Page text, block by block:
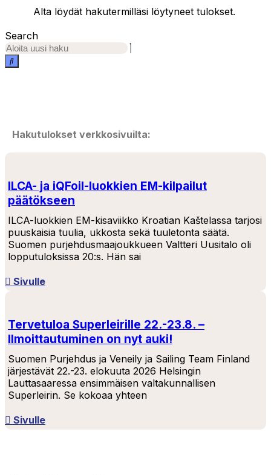
Alta löydät hakutermilläsi löytyneet tulokset.
Search
Hakutulokset verkkosivuilta:
ILCA- ja iQFoil-luokkien EM-kilpailut
päätökseen
ILCA-luokkien EM-kisaviikko Kroatian Kaštelassa tarjosi
puuskaisia tuulia, ukkosta sekä tuuletonta säätä.
Suomen purjehdusmaajoukkueen Valtteri Uusitalo oli
lopputuloksissa 20:s. Hän sai
Sivulle
Tervetuloa Superleirille 22.-23.8. –
Ilmoittautuminen on nyt auki!
Suomen Purjehdus ja Veneily ja Sailing Team Finland
järjestävät 22.-23. elokuuta 2026 Helsingin
Lauttasaaressa ensimmäisen valtakunnallisen
Superleirin. Se kokoaa yhteen
Sivulle